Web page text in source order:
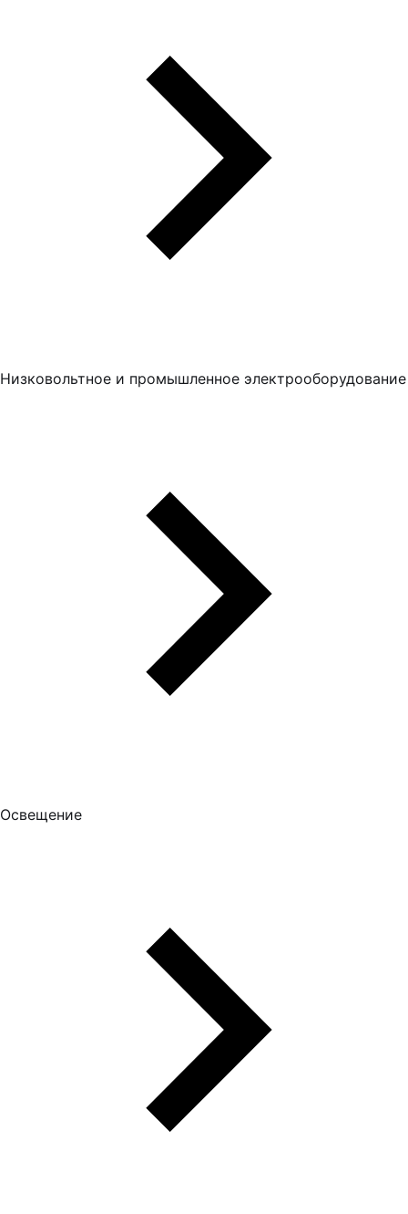
Низковольтное и промышленное электрооборудование
Освещение